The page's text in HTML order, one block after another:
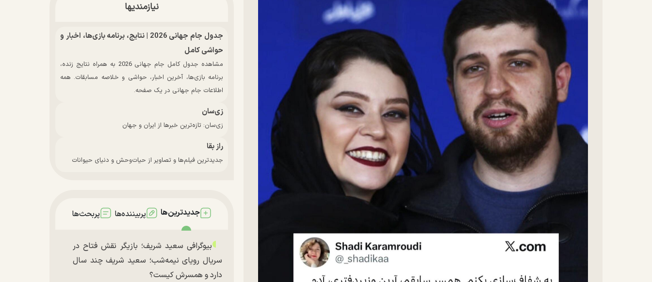
نیازمندیها
جدول جام جهانی 2026 | نتایج، برنامه بازی‌ها، اخبار و
حواشی کامل
مشاهده جدول کامل جام جهانی 2026 به همراه نتایج زنده،
برنامه بازی‌ها، آخرین اخبار، حواشی و خلاصه مسابقات. همه
اطلاعات جام جهانی در یک صفحه.
زی‌سان
زی‌سان: تازه‌ترین خبرها از ایران و جهان
راز بقا
جدیدترین فیلم‌ها و تصاویر از حیات‌وحش و دنیای حیوانات
جدیدترین‌ها پربیننده‌ها پربحث‌ها
بیوگرافی سعید شریف؛ بازیگر نقش فتاح در
سریال رویای نیمه‌شب؛ سعید شریف چند سال
دارد و همسرش کیست؟